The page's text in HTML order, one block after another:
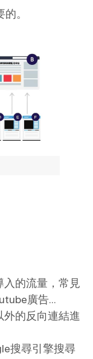
。
入的流量，常見
廣告…
外的反向連結進
搜尋引擎搜尋